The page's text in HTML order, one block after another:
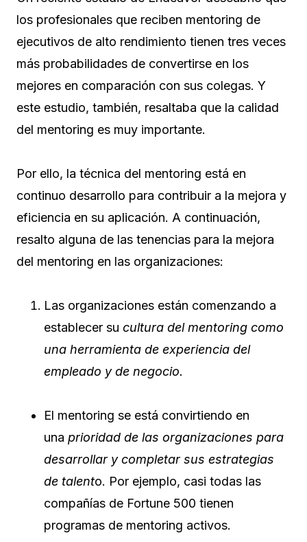
los profesionales que reciben mentoring de
ejecutivos de alto rendimiento tienen tres veces
más probabilidades de convertirse en los
mejores en comparación con sus colegas. Y
este estudio, también, resaltaba que la calidad
del mentoring es muy importante.
Por ello, la técnica del mentoring está en
continuo desarrollo para contribuir a la mejora y
eficiencia en su aplicación. A continuación,
resalto alguna de las tenencias para la mejora
del mentoring en las organizaciones:
Las organizaciones están comenzando a
establecer su cultura del mentoring como
una herramienta de experiencia del
empleado y de negocio.
El mentoring se está convirtiendo en
una prioridad de las organizaciones para
desarrollar y completar sus estrategias
de talento. Por ejemplo, casi todas las
compañías de Fortune 500 tienen
programas de mentoring activos.